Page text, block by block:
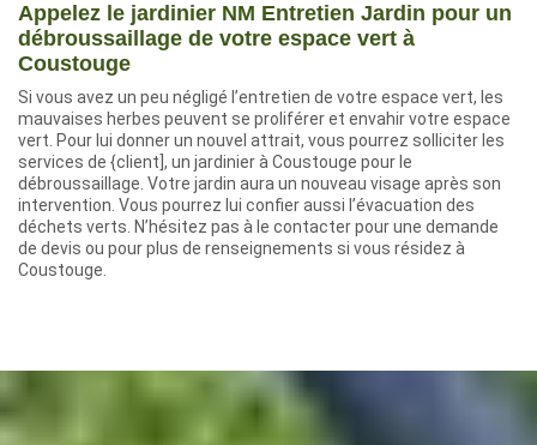
Appelez le jardinier NM Entretien Jardin pour un
débroussaillage de votre espace vert à
Coustouge
Si vous avez un peu négligé l’entretien de votre espace vert, les
mauvaises herbes peuvent se proliférer et envahir votre espace
vert. Pour lui donner un nouvel attrait, vous pourrez solliciter les
services de {client], un jardinier à Coustouge pour le
débroussaillage. Votre jardin aura un nouveau visage après son
intervention. Vous pourrez lui confier aussi l’évacuation des
déchets verts. N’hésitez pas à le contacter pour une demande
de devis ou pour plus de renseignements si vous résidez à
Coustouge.